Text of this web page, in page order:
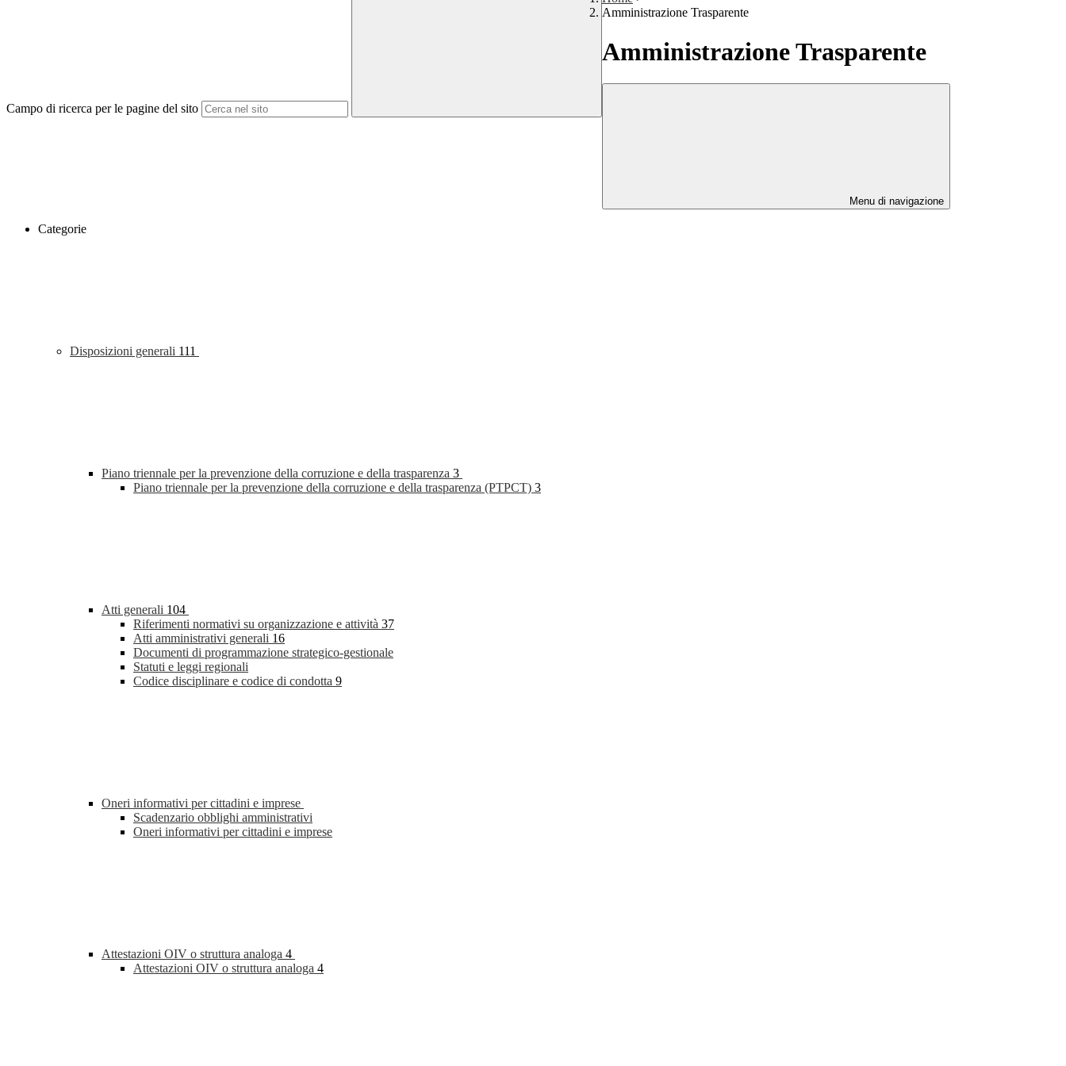
Campo di ricerca per le pagine del sito
Amministrazione Trasparente
Amministrazione Trasparente
Menu di navigazione
Categorie
Disposizioni generali 111
Piano triennale per la prevenzione della corruzione e della trasparenza 3
Piano triennale per la prevenzione della corruzione e della trasparenza (PTPCT) 3
Atti generali 104
Riferimenti normativi su organizzazione e attività 37
Atti amministrativi generali 16
Documenti di programmazione strategico-gestionale
Statuti e leggi regionali
Codice disciplinare e codice di condotta 9
Oneri informativi per cittadini e imprese
Scadenzario obblighi amministrativi
Oneri informativi per cittadini e imprese
Attestazioni OIV o struttura analoga 4
Attestazioni OIV o struttura analoga 4